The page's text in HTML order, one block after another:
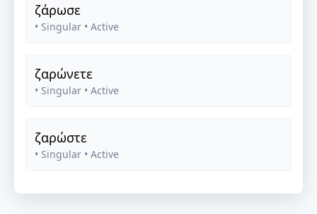
ζάρωσε
• Singular • Active
ζαρώνετε
• Singular • Active
ζαρώστε
• Singular • Active